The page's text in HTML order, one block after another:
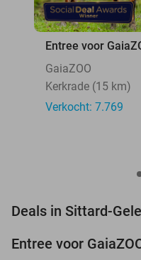
Entree voor
GaiaZOO
Kerkrade (15 km)
Verkocht: 7.769
Deals in Sittard-
Entree voor